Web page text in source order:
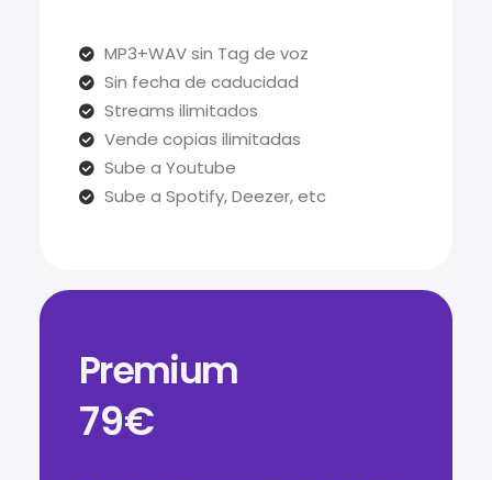
MP3+WAV sin Tag de voz
Sin fecha de caducidad
Streams ilimitados
Vende copias ilimitadas
Sube a Youtube
Sube a Spotify, Deezer, etc
Premium
79€